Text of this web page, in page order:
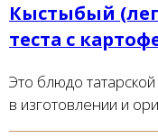
Кыстыбый
теста с
Это блюдо
в изготовлении и